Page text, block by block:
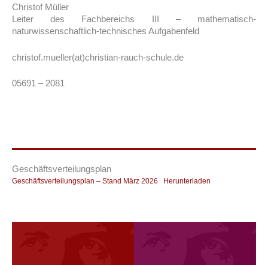
Christof Müller
Leiter des Fachbereichs III – mathematisch-
naturwissenschaftlich-technisches Aufgabenfeld
christof.mueller(at)christian-rauch-schule.de
05691 – 2081
Geschäftsverteilungsplan
Geschäftsverteilungsplan – Stand März 2026 Herunterladen